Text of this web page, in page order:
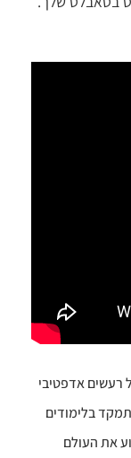
אדפטיבי